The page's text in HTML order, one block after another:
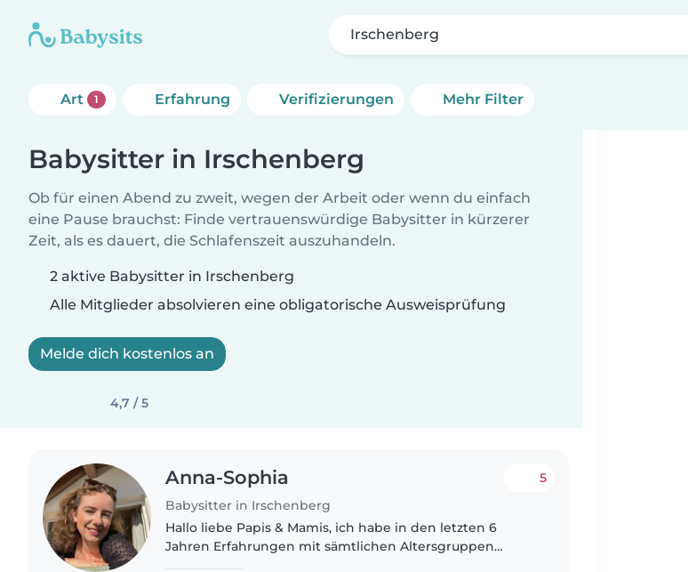
Irschenberg
Art 1 Erfahrung Verifizierungen Mehr Filter
Babysitter in Irschenberg
Ob für einen Abend zu zweit, wegen der Arbeit oder wenn du einfach
eine Pause brauchst: Finde vertrauenswürdige Babysitter in kürzerer
Zeit, als es dauert, die Schlafenszeit auszuhandeln.
2 aktive Babysitter in Irschenberg
Alle Mitglieder absolvieren eine obligatorische Ausweisprüfung
Melde dich kostenlos an
4,7 / 5
Anna-Sophia
Babysitter in Irschenberg
5
Hallo liebe Papis & Mamis, ich habe in den letzten 6
Jahren Erfahrungen mit sämtlichen Altersgruppen